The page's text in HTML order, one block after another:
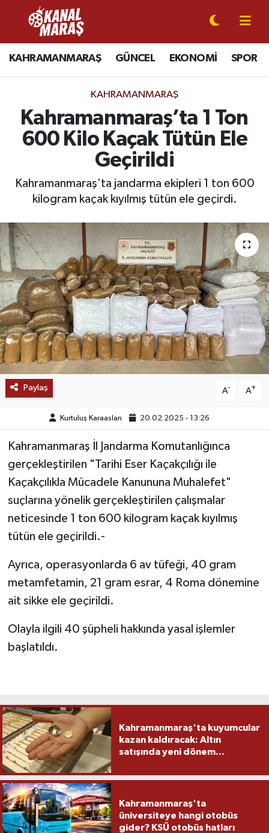
KAHRAMANMARAŞ GÜNCEL EKONOMİ SPOR
KAHRAMANMARAŞ
Kahramanmaraş’ta 1 Ton
600 Kilo Kaçak Tütün Ele
Geçirildi
Kahramanmaraş’ta jandarma ekipleri 1 ton 600
kilogram kaçak kıyılmış tütün ele geçirdi.
Paylaş A- A+
Kurtuluş Karaaslan 20.02.2025 - 13:26
Kahramanmaraş İl Jandarma Komutanlığınca
gerçekleştirilen "Tarihi Eser Kaçakçılığı ile
Kaçakçılıkla Mücadele Kanununa Muhalefet"
suçlarına yönelik gerçekleştirilen çalışmalar
neticesinde 1 ton 600 kilogram kaçak kıyılmış
tütün ele geçirildi.-
Ayrıca, operasyonlarda 6 av tüfeği, 40 gram
metamfetamin, 21 gram esrar, 4 Roma dönemine
ait sikke ele geçirildi.
Olayla ilgili 40 şüpheli hakkında yasal işlemler
başlatıldı.
Kahramanmaraş'ta kuyumcular
kazan kaldıracak: Altın
satışında yeni dönem...
Kahramanmaraş'ta
üniversiteye hangi otobüs
gider? KSÜ otobüs hatları
CANLI YAYIN
KAHRAMANMARAŞ
SPOR
EKONOMİ
GÜNDEM
MAGAZİN
SAĞLIK
EĞİTİM
BÖLGE
KEŞFET
POPÜLER
DÜNYA
MEDYA
OTOMOTİV
TEKNOLOJİ
YAŞAM
KÜLTÜR SANAT
Kahramanmaraş Nöbetçi Eczaneler
Kahramanmaraş Hava Durumu
Kahramanmaraş Trafik Yoğunluk Haritası
Süper Lig Puan Durumu ve Fikstür
Tüm Manşetler
Son Dakika Haberleri
Haber Arşivi